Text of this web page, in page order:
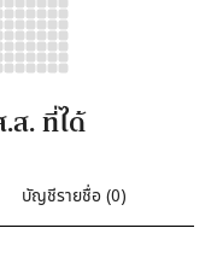
ส. ที่ได้
บัญชีรายชื่อ (0)